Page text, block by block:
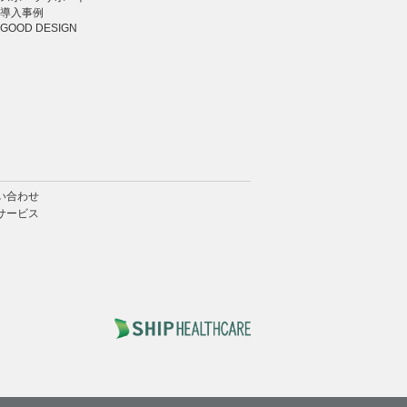
導入事例
GOOD DESIGN
合わせ
ービス